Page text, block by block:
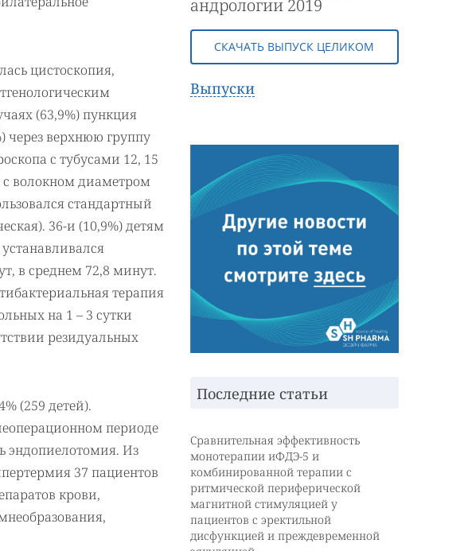
цистоскопия,
(63,9%) пункция
через верхнюю группу
с тубусами 12, 15
с волокном диаметром
стандартный
36-и (10,9%) детям
в среднем 72,8 минут.
терапия
на 1 – 3 сутки
резидуальных
(259 детей).
периоде
эндопиелотомия. Из
37 пациентов
крови,
андрологии 2019
СКАЧАТЬ ВЫПУСК ЦЕЛИКОМ
Выпуски
Последние статьи
Сравнительная эффективность
монотерапии иФДЭ-5 и
комбинированной терапии с
ритмической периферической
магнитной стимуляцией у
пациентов с эректильной
дисфункцией и преждевременной